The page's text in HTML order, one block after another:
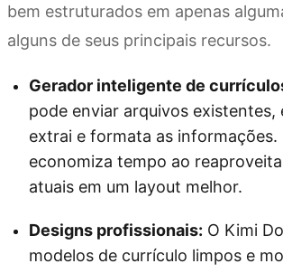
bem estruturados em apenas
alguns de seus principais recursos.
Gerador inteligente de
pode enviar arquivos existentes,
extrai e formata as informações.
economiza tempo ao
atuais em um layout melhor.
Designs profissionais: O Kimi
modelos de currículo limpos e